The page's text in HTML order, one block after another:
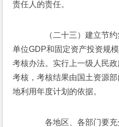
责任人的责任。
（二十三）建立节约
单位GDP和固定资产投资规
考核办法。实行上一级人民
考核，考核结果由国土资源
地利用年度计划的依据。
各地区、各部门要充